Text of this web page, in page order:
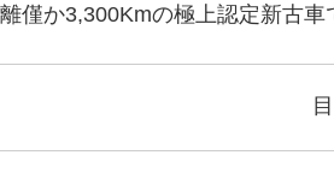
僅か3,300Kmの極上認定新古車